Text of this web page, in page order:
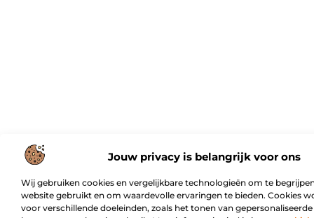
Jouw privacy is belangrijk voor ons
Wij gebruiken cookies en vergelijkbare technologieën om te
website gebruikt en om waardevolle ervaringen te bieden. Cookies
voor verschillende doeleinden, zoals het tonen van